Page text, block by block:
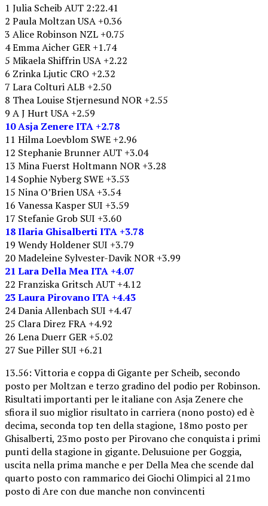
1 Julia Scheib AUT 2:22.41
2 Paula Moltzan USA +0.36
3 Alice Robinson NZL +0.75
4 Emma Aicher GER +1.74
5 Mikaela Shiffrin USA +2.22
6 Zrinka Ljutic CRO +2.32
7 Lara Colturi ALB +2.50
8 Thea Louise Stjernesund NOR +2.55
9 A J Hurt USA +2.59
10 Asja Zenere ITA +2.78
11 Hilma Loevblom SWE +2.96
12 Stephanie Brunner AUT +3.04
13 Mina Fuerst Holtmann NOR +3.28
14 Sophie Nyberg SWE +3.53
15 Nina O’Brien USA +3.54
16 Vanessa Kasper SUI +3.59
17 Stefanie Grob SUI +3.60
18 Ilaria Ghisalberti ITA +3.78
19 Wendy Holdener SUI +3.79
20 Madeleine Sylvester-Davik NOR +3.99
21 Lara Della Mea ITA +4.07
22 Franziska Gritsch AUT +4.12
23 Laura Pirovano ITA +4.43
24 Dania Allenbach SUI +4.47
25 Clara Direz FRA +4.92
26 Lena Duerr GER +5.02
27 Sue Piller SUI +6.21
13.56: Vittoria e coppa di Gigante per Scheib, secondo
posto per Moltzan e terzo gradino del podio per Robinson.
Risultati importanti per le italiane con Asja Zenere che
sfiora il suo miglior risultato in carriera (nono posto) ed è
decima, seconda top ten della stagione, 18mo posto per
Ghisalberti, 23mo posto per Pirovano che conquista i primi
punti della stagione in gigante. Delusuione per Goggia,
uscita nella prima manche e per Della Mea che scende dal
quarto posto con rammarico dei Giochi Olimpici al 21mo
posto di Are con due manche non convincenti